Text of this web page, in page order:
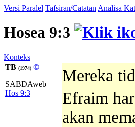
Versi Paralel Tafsiran/Catatan Analisa
Hosea 9:3
Konteks
TB (1974) ©
SABDAweb
Hos 9:3
Mereka
Efraim
akan